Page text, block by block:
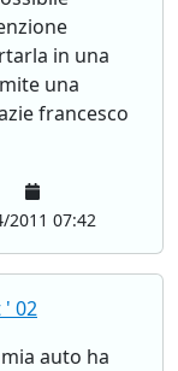
in una
una
francesco
2011 07:42
' 02
auto ha